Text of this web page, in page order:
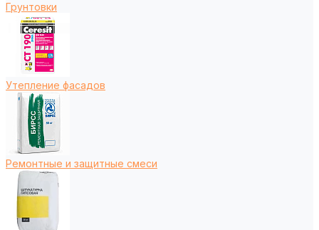
Грунтовки
Утепление фасадов
Ремонтные и защитные смеси